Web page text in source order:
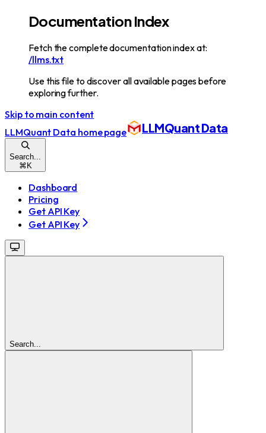
Documentation Index
Fetch the complete documentation index at:
/llms.txt
Use this file to discover all available pages before
exploring further.
Skip to main content
LLMQuant Data home page LLMQuant Data
Search...
⌘K
Dashboard
Pricing
Get API Key
Get API Key
Search...